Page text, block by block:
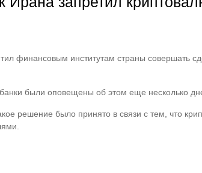
финансовым институтам страны совершать
были оповещены об этом еще несколько
решение было принято в связи с тем, что